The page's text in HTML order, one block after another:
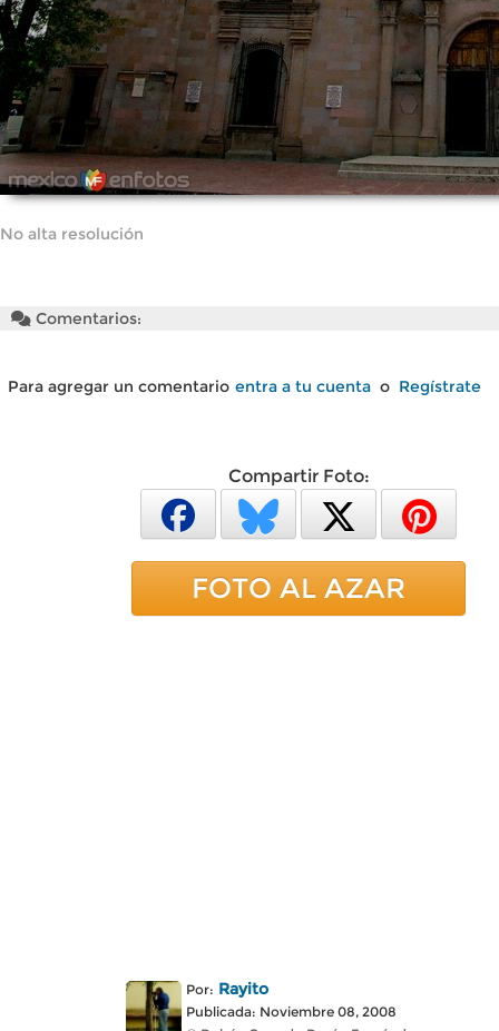
No alta resolución
Comentarios:
Para agregar un comentario entra a tu cuenta o Regístrate
Compartir Foto:
FOTO AL AZAR
Por: Rayito
Publicada: Noviembre 08, 2008